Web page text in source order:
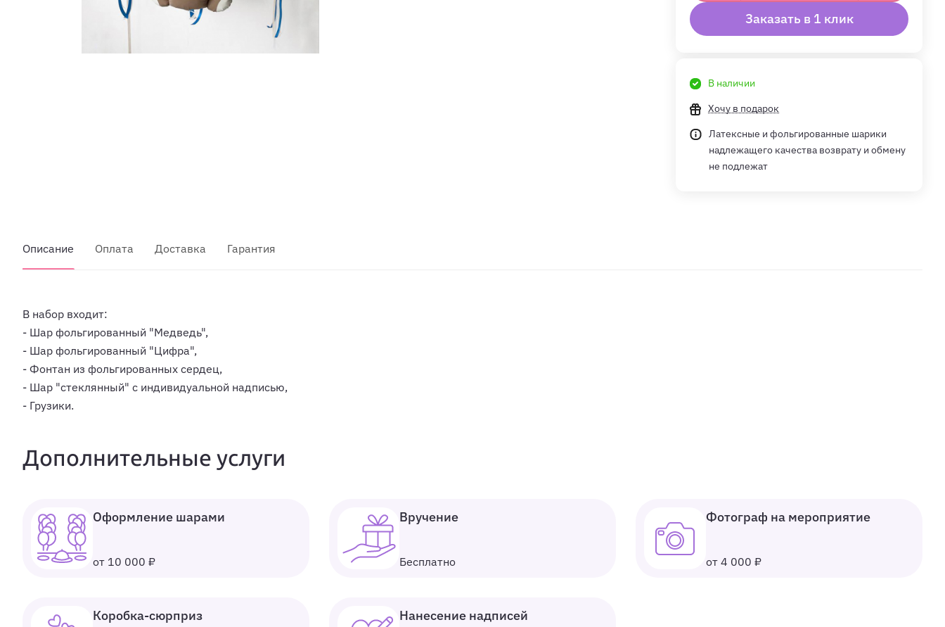
Заказать в 1 клик
В наличии
Хочу в подарок
Латексные и фольгированные шарики
надлежащего качества возврату и обмену
не подлежат
Описание Оплата Доставка Гарантия
В набор входит:
- Шар фольгированный "Медведь",
- Шар фольгированный "Цифра",
- Фонтан из фольгированных сердец,
- Шар "стеклянный" с индивидуальной надписью,
- Грузики.
Дополнительные услуги
Оформление шарами
от 10 000 ₽
Вручение
Бесплатно
Фотограф на мероприятие
от 4 000 ₽
Коробка-сюрприз Нанесение надписей